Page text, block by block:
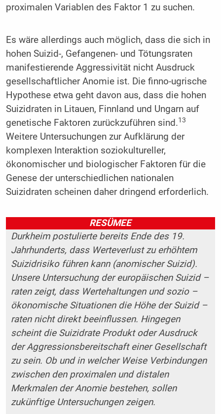
proximalen Variablen des Faktor 1 zu suchen.
Es wäre allerdings auch möglich, dass die sich in
hohen Suizid-, Gefangenen- und Tötungsraten
manifestierende Aggressivität nicht Ausdruck
gesellschaftlicher Anomie ist. Die finno-ugrische
Hypothese etwa geht davon aus, dass die hohen
Suizidraten in Litauen, Finnland und Ungarn auf
genetische Faktoren zurückzuführen sind.13
Weitere Untersuchungen zur Aufklärung der
komplexen Interaktion soziokultureller,
ökonomischer und biologischer Faktoren für die
Genese der unterschiedlichen nationalen
Suizidraten scheinen daher dringend erforderlich.
RESÜMEE
Durkheim postulierte bereits Ende des 19.
Jahrhunderts, dass Werteverlust zu erhöhtem
Suizidrisiko führen kann (anomischer Suizid).
Unsere Untersuchung der europäischen Suizid –
raten zeigt, dass Wertehaltungen und sozio –
ökonomische Situationen die Höhe der Suizid –
raten nicht direkt beeinflussen. Hingegen
scheint die Suizidrate Produkt oder Ausdruck
der Aggressionsbereitschaft einer Gesellschaft
zu sein. Ob und in welcher Weise Verbindungen
zwischen den proximalen und distalen
Merkmalen der Anomie bestehen, sollen
zukünftige Untersuchungen zeigen.